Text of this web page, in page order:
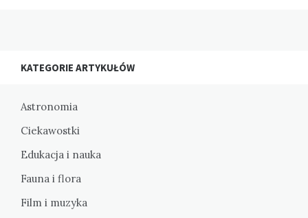
KATEGORIE ARTYKUŁÓW
Astronomia
Ciekawostki
Edukacja i nauka
Fauna i flora
Film i muzyka